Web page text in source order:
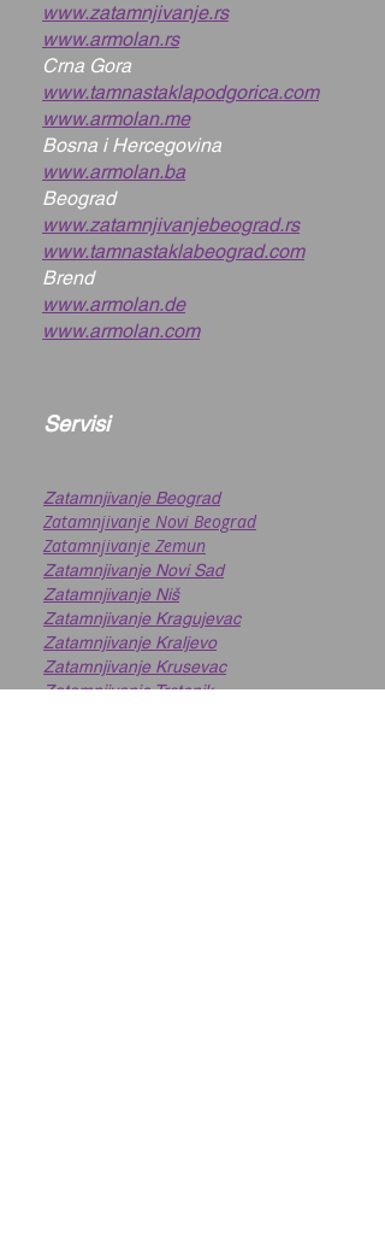
www.zatamnjivanje.rs
www.armolan.rs
Crna Gora
www.tamnastaklapodgorica.com
www.armolan.me
Bosna i Hercegovina
www.armolan.ba
Beograd
www.zatamnjivanjebeograd.rs
www.tamnastaklabeograd.com
Brend
www.armolan.de
www.armolan.com
Servisi
Zatamnjivanje Beograd
Zatamnjivanje Novi Beograd
Zatamnjivanje Zemun
Zatamnjivanje Novi Sad
Zatamnjivanje Niš
Zatamnjivanje Kragujevac
Zatamnjivanje Kraljevo
Zatamnjivanje Krusevac
Zatamnjivanje Trstenik